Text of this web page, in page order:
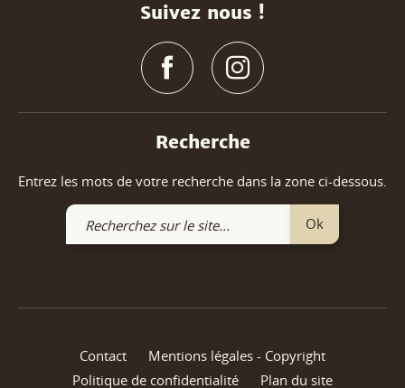
Suivez nous !
Recherche
Entrez les mots de votre recherche dans la zone ci-dessous.
Recherchez
sur
Ok
Contact
Mentions légales - Copyright
Politique de confidentialité
Plan du site